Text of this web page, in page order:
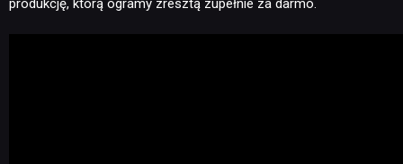
produkcję, którą ogramy zresztą zupełnie za darmo.